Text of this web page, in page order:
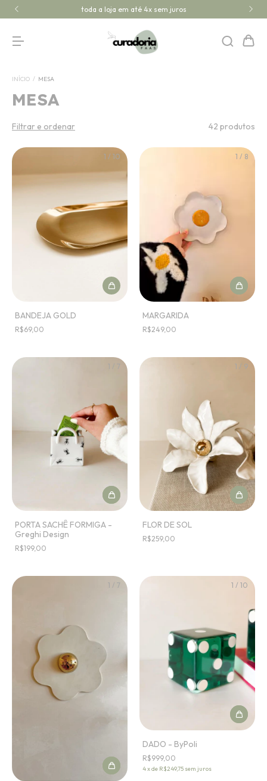
toda a loja em até 4x sem juros
INÍCIO / MESA
MESA
Filtrar e ordenar 42 produtos
1 / 10
BANDEJA GOLD
R$69,00
1 / 8
MARGARIDA
R$249,00
1 / 7
PORTA SACHÊ FORMIGA -
Greghi Design
R$199,00
1 / 9
FLOR DE SOL
R$259,00
1 / 7 1 / 10
DADO - ByPoli
R$999,00
4xde R$249,75 sem juros